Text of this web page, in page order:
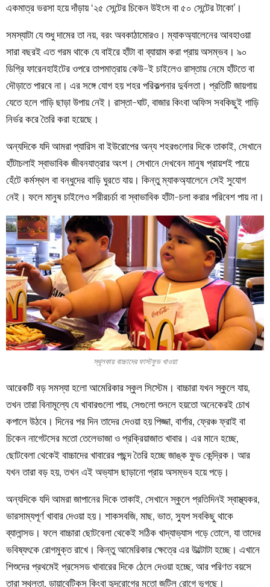
একমাত্র ভরসা হয়ে দাঁড়ায় ‘২৫ সেন্টের চিকেন উইংস বা ৫০ সেন্টের টাকো’।
সমস্যাটা যে শুধু দামের তা নয়, বরং অবকাঠামোরও। ম্যাকঅ্যালেনের আবহাওয়া
সারা বছরই এত গরম থাকে যে বাইরে হাঁটা বা ব্যায়াম করা প্রায় অসম্ভব। ৯০
ডিগ্রি ফারেনহাইটের ওপরে তাপমাত্রায় কেউ-ই চাইলেও রাস্তায় নেমে হাঁটতে বা
দৌড়াতে পারবে না। এর সঙ্গে যোগ হয় শহর পরিকল্পনার দুর্বলতা। প্রতিটি জায়গায়
যেতে হলে গাড়ি ছাড়া উপায় নেই। রাস্তা-ঘাট, বাজার কিংবা অফিস সবকিছুই গাড়ি
নির্ভর করে তৈরি করা হয়েছে।
অন্যদিকে যদি আমরা প্যারিস বা ইউরোপের অন্য শহরগুলোর দিকে তাকাই, সেখানে
হাঁটাচলাই স্বাভাবিক জীবনযাত্রার অংশ। সেখানে দেখবেন মানুষ প্রায়শই পায়ে
হেঁটে কর্মস্থল বা বন্ধুদের বাড়ি ঘুরতে যায়। কিন্তু ম্যাকঅ্যালেনে সেই সুযোগ
নেই। ফলে মানুষ চাইলেও শরীরচর্চা বা স্বাভাবিক হাঁটা-চলা করার পরিবেশ পায় না।
স্থূলকায় বাচ্চাদের ফাস্টফুড খাওয়া
আরেকটি বড় সমস্যা হলো আমেরিকার স্কুল সিস্টেম। বাচ্চারা যখন স্কুলে যায়,
তখন তারা বিনামূল্যে যে খাবারগুলো পায়, সেগুলো শুনলে হয়তো অনেকেরই চোখ
কপালে উঠবে। দিনের পর দিন তাদের দেওয়া হয় পিজ্জা, বার্গার, ফ্রেঞ্চ ফ্রাই বা
চিকেন নাগেটসের মতো তেলেভাজা ও প্রক্রিয়াজাত খাবার। এর মানে হচ্ছে,
ছোটবেলা থেকেই বাচ্চাদের খাবারের পছন্দ তৈরি হচ্ছে জাঙ্ক ফুড কেন্দ্রিক। আর
যখন তারা বড় হয়, তখন এই অভ্যাস ছাড়ানো প্রায় অসম্ভব হয়ে পড়ে।
অন্যদিকে যদি আমরা জাপানের দিকে তাকাই, সেখানে স্কুলে প্রতিদিনই স্বাস্থ্যকর,
ভারসাম্যপূর্ণ খাবার দেওয়া হয়। শাকসবজি, মাছ, ভাত, স্যুপ সবকিছু থাকে
ব্যালান্সড। ফলে বাচ্চারা ছোটবেলা থেকেই সঠিক খাদ্যাভ্যাস গড়ে তোলে, যা তাদের
ভবিষ্যৎকে রোগমুক্ত রাখে। কিন্তু আমেরিকার ক্ষেত্রে এর উল্টোটা হচ্ছে। এখানে
শিশুদের প্রথমেই প্রসেসড খাবারের দিকে ঠেলে দেওয়া হচ্ছে, আর পরিণত বয়সে
তারা স্থূলতা, ডায়াবেটিকস কিংবা হৃদরোগের মতো জটিল রোগে ভুগছে।